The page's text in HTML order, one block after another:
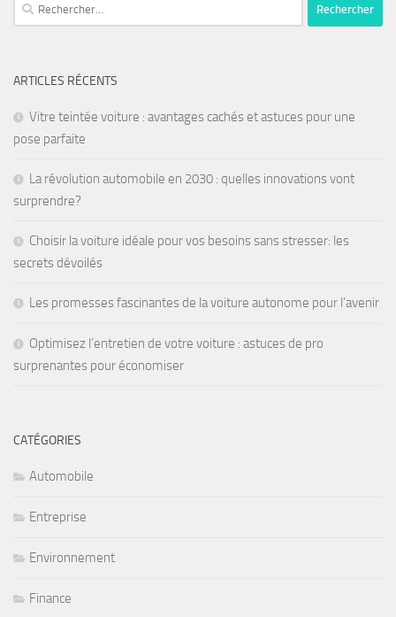
ARTICLES RÉCENTS
Vitre teintée voiture : avantages cachés et astuces pour une
pose parfaite
La révolution automobile en 2030 : quelles innovations vont
surprendre?
Choisir la voiture idéale pour vos besoins sans stresser: les
secrets dévoilés
Les promesses fascinantes de la voiture autonome pour l’avenir
Optimisez l’entretien de votre voiture : astuces de pro
surprenantes pour économiser
CATÉGORIES
Automobile
Entreprise
Environnement
Finance